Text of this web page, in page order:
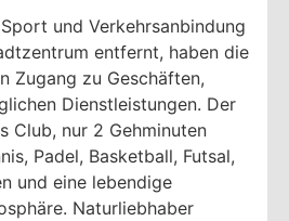
und Verkehrsanbindung
entfernt, haben die
Zugang zu Geschäften,
Dienstleistungen. Der
Club, nur 2 Gehminuten
Padel, Basketball, Futsal,
und eine lebendige
Naturliebhaber